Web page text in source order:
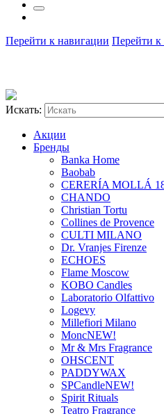
Перейти к навигации Перейти
Искать:
Акции
Бренды
Banka Home
Baobab
CERERÍA MOLLÁ
CHANDO
Christian Tortu
Collines de Provence
CULTI MILANO
Dr. Vranjes Firenze
ECHOES
Flame Moscow
KOBO Candles
Laboratorio Olfattivo
Logevy
Millefiori Milano
MoncNEW!
Mr & Mrs Fragrance
OHSCENT
PADDYWAX
SPCandleNEW!
Spirit Rituals
Teatro Fragrance